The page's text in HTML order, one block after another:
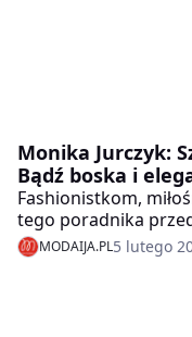
Monika Jurczyk:
Bądź boska i
Fashionistkom,
tego poradnika
Jurczyk, pierwsza w
również jako OSA –
MODAIJA.PL5 lutego